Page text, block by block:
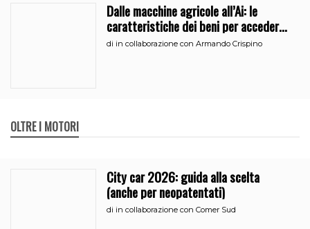
Dalle macchine agricole all’Ai: le
caratteristiche dei beni per accedere
all’iperammortamento
di in collaborazione con Armando Crispino
OLTRE I MOTORI
City car 2026: guida alla scelta
(anche per neopatentati)
di in collaborazione con Comer Sud